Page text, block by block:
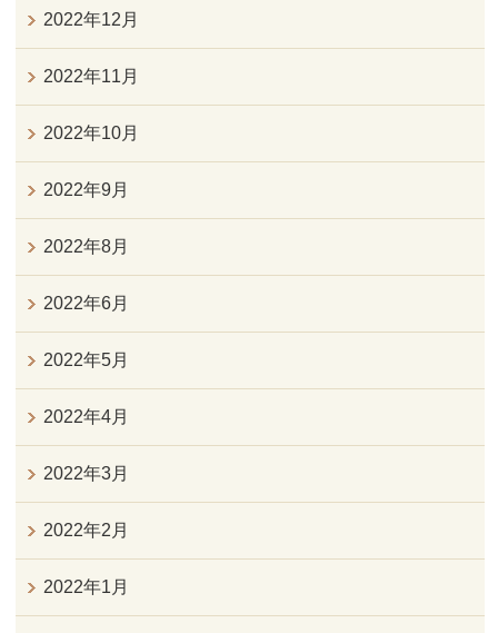
2022年12月
2022年11月
2022年10月
2022年9月
2022年8月
2022年6月
2022年5月
2022年4月
2022年3月
2022年2月
2022年1月